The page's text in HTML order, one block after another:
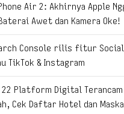
Air 2: Akhirnya Apple
Awet dan Kamera Oke!
Console rilis fitur
TikTok & Instagram
Platform Digital
Cek Daftar Hotel dan